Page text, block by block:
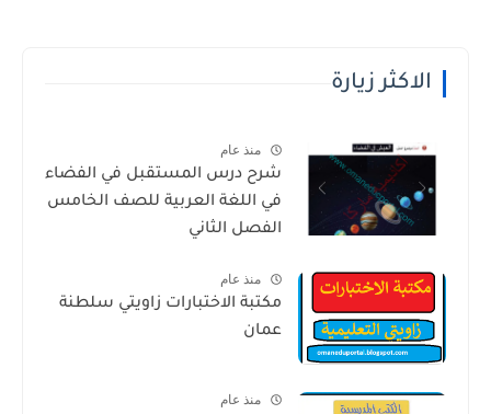
الاكثر زيارة
منذ عام
شرح درس المستقبل في الفضاء
في اللغة العربية للصف الخامس
الفصل الثاني
منذ عام
مكتبة الاختبارات زاويتي سلطنة
عمان
منذ عام